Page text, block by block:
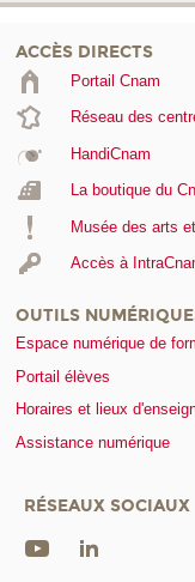
ACCÈS DIRECTS
Portail Cnam
Réseau des
HandiCnam
La boutique du
Musée des arts
Accès à
OUTILS
Espace numérique de
Portail élèves
Horaires et lieux
Assistance numérique
RÉSEAUX SOCIAUX